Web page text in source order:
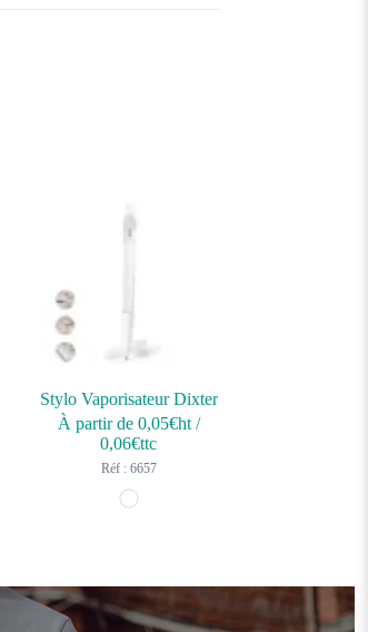
Stylo Vaporisateur Dixter
À partir de 0,05€ht/
0,06€ttc
Réf : 6657